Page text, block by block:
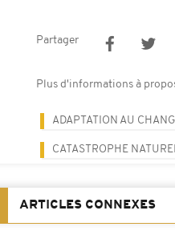
Partager
Plus d'informations à
ADAPTATION AU
CATASTROPHE
ARTICLES CONNEXES